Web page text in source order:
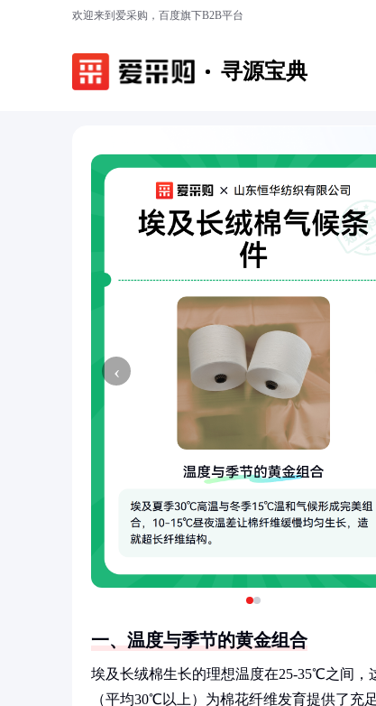
欢迎来到爱采购，百度旗下B2B平台
寻源宝典
‹
一、温度与季节的黄金组合
埃及长绒棉生长的理想温度在25-35℃之间，
（平均30℃以上）为棉花纤维发育提供了